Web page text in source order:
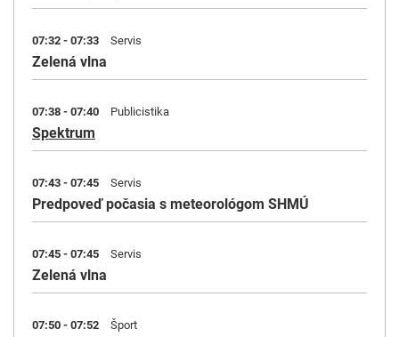
07:32 - 07:33 Servis
Zelená vlna
07:38 - 07:40 Publicistika
Spektrum
07:43 - 07:45 Servis
Predpoveď počasia s meteorológom SHMÚ
07:45 - 07:45 Servis
Zelená vlna
07:50 - 07:52 Šport